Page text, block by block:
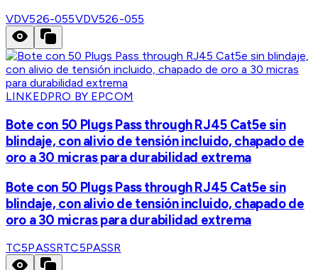
VDV526-055VDV526-055
LINKEDPRO BY EPCOM
Bote con 50 Plugs Pass through RJ45 Cat5e sin
blindaje, con alivio de tensión incluido, chapado de
oro a 30 micras para durabilidad extrema
Bote con 50 Plugs Pass through RJ45 Cat5e sin
blindaje, con alivio de tensión incluido, chapado de
oro a 30 micras para durabilidad extrema
TC5PASSRTC5PASSR